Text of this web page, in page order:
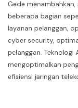
Gede
beberapa bagian
layanan pelanggan,
cyber security,
pelanggan. Teknologi
mengoptimalkan
efisiensi jaringan